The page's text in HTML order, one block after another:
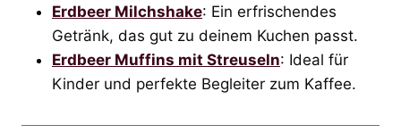
Erdbeer Milchshake: Ein erfrischendes
Getränk, das gut zu deinem Kuchen passt.
Erdbeer Muffins mit Streuseln: Ideal für
Kinder und perfekte Begleiter zum Kaffee.